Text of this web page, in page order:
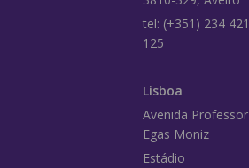
tel: (+351) 234 421
125
Lisboa
Avenida Professor
Egas Moniz
Estádio